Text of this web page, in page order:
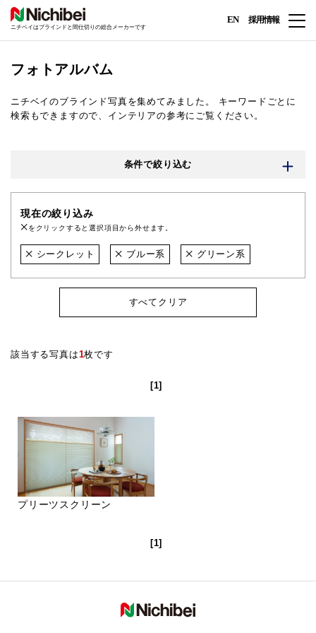
ニチベイはブラインドと間仕切りの総合メーカーです
EN 採用情報
フォトアルバム
ニチベイのブラインド写真を集めてみました。
キーワードごとに
検索もできますので、インテリアの参考にご覧ください。
条件で絞り込む
現在の絞り込み
をクリックすると選択項目から外せます。
シークレット ブルー系 グリーン系
すべてクリア
該当する写真は1枚です
[1]
プリーツスクリーン
[1]